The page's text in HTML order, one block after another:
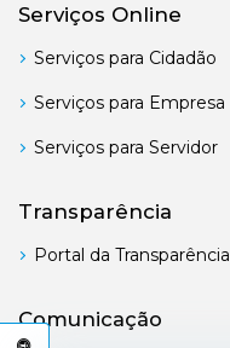
Serviços Online
Serviços para Cidadão
Serviços para Empresa
Serviços para Servidor
Transparência
Portal da Transparência
Comunicação